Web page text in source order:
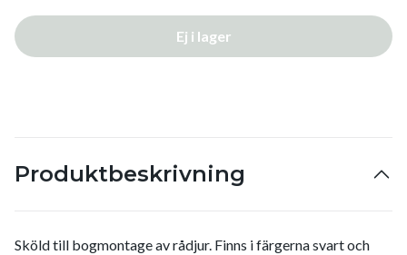
Ej i lager
Produktbeskrivning
Sköld till bogmontage av rådjur. Finns i färgerna svart och